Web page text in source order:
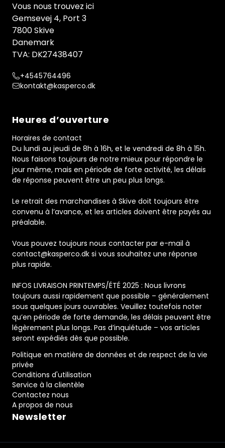
Vous nous trouvez ici
Gemsevej 4, Port 3
7800 Skive
Danemark
TVA: DK27438407
+4545764496
kontakt@kasperco.dk
Heures d’ouverture
Horaires de contact
Du lundi au jeudi de 8h à 16h, et le vendredi de 8h à 15h.
Nous faisons toujours de notre mieux pour répondre le
jour même, mais en période de forte activité, les délais
de réponse peuvent être un peu plus longs.
Le retrait des marchandises à Skive doit toujours être
convenu à l’avance, et les articles doivent être payés au
préalable.
Vous pouvez toujours nous contacter par e-mail à
contact@kasperco.dk si vous souhaitez une réponse
plus rapide.
INFOS LIVRAISON PRINTEMPS/ÉTÉ 2025 : Nous livrons
toujours aussi rapidement que possible – généralement
sous quelques jours ouvrables. Veuillez toutefois noter
qu’en période de forte demande, les délais peuvent être
légèrement plus longs. Pas d’inquiétude – vos articles
seront expédiés dès que possible.
Politique en matière de données et de respect de la vie
privée
Conditions d'utilisation
Service à la clientèle
Contactez nous
A propos de nous
Newsletter